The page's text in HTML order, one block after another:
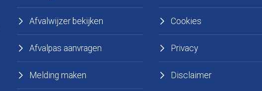
Afvalwijzer bekijken
Afvalpas aanvragen
Melding maken
Cookies
Privacy
Disclaimer